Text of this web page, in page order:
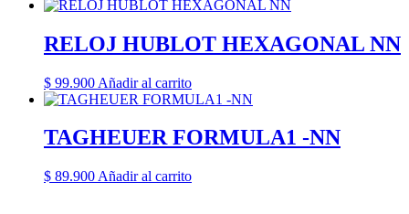
RELOJ HUBLOT HEXAGONAL NN
$ 99.900 Añadir al carrito
TAGHEUER FORMULA1 -NN
$ 89.900 Añadir al carrito